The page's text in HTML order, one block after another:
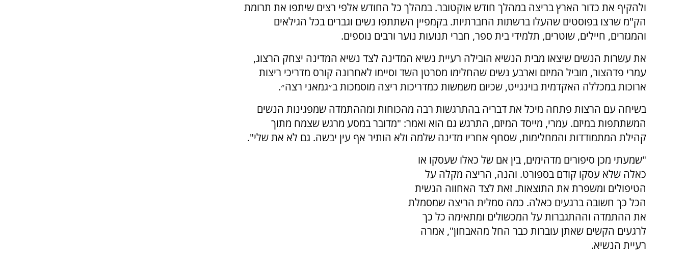
ולהקיף את כדור הארץ בריצה במהלך חודש אוקטובר. במהלך כל החודש אלפי רצים שיתפו את תרומת
הק"מ שרצו בפוסטים שהעלו ברשתות החברתיות. בקמפיין השתתפו נשים וגברים בכל הגילאים
והמגזרים, חיילים, שוטרים, תלמידי בית ספר, חברי תנועות נוער ורבים נוספים.
את עשרות הנשים שיצאו מבית הנשיא הובילה רעיית נשיא המדינה לצד נשיא המדינה יצחק הרצוג,
עמרי פדהצור, מוביל המיזם וארבע נשים שהחלימו מסרטן השד וסיימו לאחרונה קורס מדריכי ריצות
ארוכות במכללה האקדמית בוינגייט, שכיום משמשות כמדריכות ריצה מוסמכות ב״גמאני רצה״.
בשיחה עם הרצות פתחה מיכל את דבריה בהתרגשות רבה מהכוחות ומההתמדה שמפגינות הנשים
המשתתפות במיזם. עמרי, מייסד המיזם, התרגש גם הוא ואמר: "מדובר במסע מרגש שצמח מתוך
קהילת המתמודדות והמחלימות, שסחף אחריו מדינה שלמה ולא הותיר אף עין יבשה. גם לא את שלי".
"שמעתי מכן סיפורים מדהימים, בין אם של כאלו שעסקו או
כאלה שלא עסקו קודם בספורט. והנה, הריצה מקלה על
הטיפולים ומשפרת את התוצאות. זאת לצד האחווה הנשית
הכל כך חשובה ברגעים כאלה. כמה סמלית הריצה שמסמלת
את ההתמדה וההתגברות על המכשולים ומתאימה כל כך
לרגעים הקשים שאתן עוברות כבר החל מהאבחון", אמרה
רעיית הנשיא.